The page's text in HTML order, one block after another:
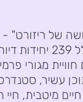
של ריזורט"
מודיעין - כולל 239
חוויית מגורי
עשיר,
מיטבית, חיי